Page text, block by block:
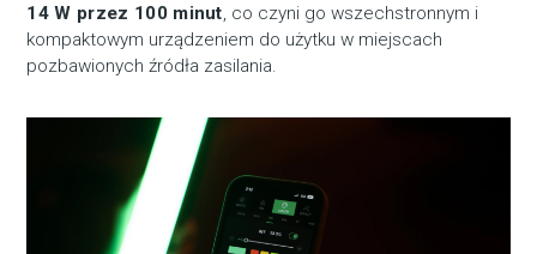
14 W przez 100 minut, co czyni go wszechstronnym i
kompaktowym urządzeniem do użytku w miejscach
pozbawionych źródła zasilania.